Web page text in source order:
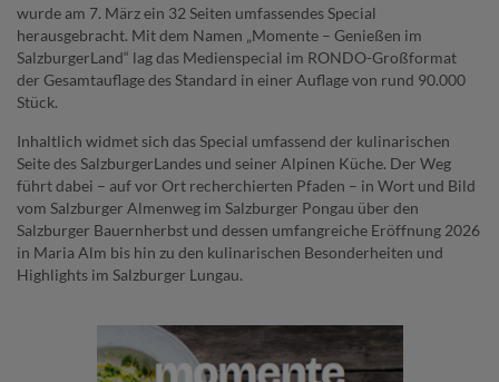
wurde am 7. März ein 32 Seiten umfassendes Special
herausgebracht. Mit dem Namen „Momente – Genießen im
SalzburgerLand“ lag das Medienspecial im RONDO-Großformat
der Gesamtauflage des Standard in einer Auflage von rund 90.000
Stück.
Inhaltlich widmet sich das Special umfassend der kulinarischen
Seite des SalzburgerLandes und seiner Alpinen Küche. Der Weg
führt dabei – auf vor Ort recherchierten Pfaden – in Wort und Bild
vom Salzburger Almenweg im Salzburger Pongau über den
Salzburger Bauernherbst und dessen umfangreiche Eröffnung 2026
in Maria Alm bis hin zu den kulinarischen Besonderheiten und
Highlights im Salzburger Lungau.